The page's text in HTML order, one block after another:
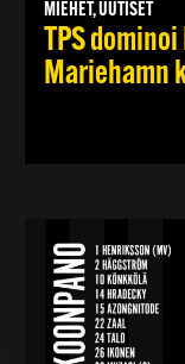
MIEHET, UUTISET
TPS
Mariehamn